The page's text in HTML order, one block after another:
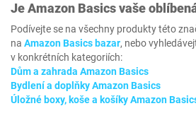
JeAmazon Basicsvaše
Podívejte se na všechny produkty této
na Amazon Basics bazar, nebo
v konkrétních kategoriích:
Dům a zahrada Amazon Basics
Bydlení a doplňky Amazon Basics
Úložné boxy, koše a košíky Amazon